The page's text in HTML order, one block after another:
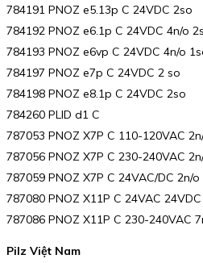
784191 PNOZ e5.13p C 24VDC 2so
784192 PNOZ e6.1p C 24VDC 4n/o
784193 PNOZ e6vp C 24VDC 4n/o
784197 PNOZ e7p C 24VDC 2 so
784198 PNOZ e8.1p C 24VDC 2so
784260 PLID d1 C
787053 PNOZ X7P C 110-120VAC
787056 PNOZ X7P C 230-240VAC
787059 PNOZ X7P C 24VAC/DC 2n/o
787080 PNOZ X11P C 24VAC
787086 PNOZ X11P C 230-240VAC
Pilz Việt Nam